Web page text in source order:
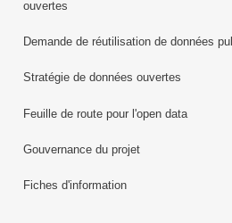
ouvertes
Demande de réutilisation de données
Stratégie de données ouvertes
Feuille de route pour l'open data
Gouvernance du projet
Fiches d'information